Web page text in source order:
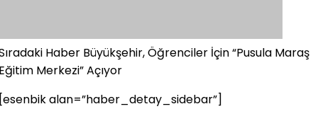
Haber Büyükşehir, Öğrenciler İçin “Pusula Maraş
Merkezi” Açıyor
alan=”haber_detay_sidebar”]